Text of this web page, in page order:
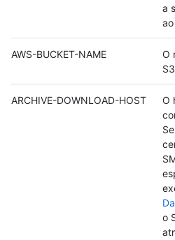
a
AWS-BUCKET-NAME
O
S3
ARCHIVE-DOWNLOAD-HOST
O
o